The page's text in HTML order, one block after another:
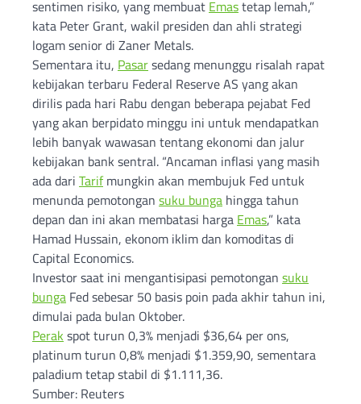
sentimen risiko, yang membuat Emastetap lemah,”
kata Peter Grant, wakil presiden dan ahli strategi
logam senior di Zaner Metals.
Sementara itu, Pasarsedang menunggu risalah rapat
kebijakan terbaru Federal Reserve AS yang akan
dirilis pada hari Rabu dengan beberapa pejabat Fed
yang akan berpidato minggu ini untuk mendapatkan
lebih banyak wawasan tentang ekonomi dan jalur
kebijakan bank sentral. “Ancaman inflasi yang masih
ada dari Tarifmungkin akan membujuk Fed untuk
menunda pemotongan suku bunga hingga tahun
depan dan ini akan membatasi harga Emas,” kata
Hamad Hussain, ekonom iklim dan komoditas di
Capital Economics.
Investor saat ini mengantisipasi pemotongan suku
bunga Fed sebesar 50 basis poin pada akhir tahun ini,
dimulai pada bulan Oktober.
Perak spot turun 0,3% menjadi $36,64 per ons,
platinum turun 0,8% menjadi $1.359,90, sementara
paladium tetap stabil di $1.111,36.
Sumber: Reuters